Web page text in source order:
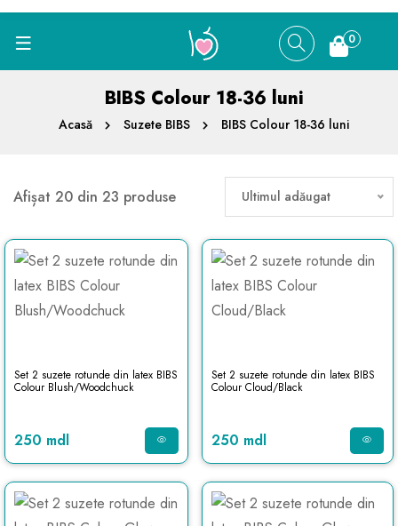
0
BIBS Colour 18-36 luni
Acasă Suzete BIBS BIBS Colour 18-36 luni
Afișat 20 din 23 produse Ultimul adăugat
Set 2 suzete rotunde din latex BIBS
Colour Blush/Woodchuck
250 mdl
Set 2 suzete rotunde din latex BIBS
Colour Cloud/Black
250 mdl